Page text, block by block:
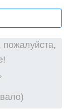
пожалуйста,